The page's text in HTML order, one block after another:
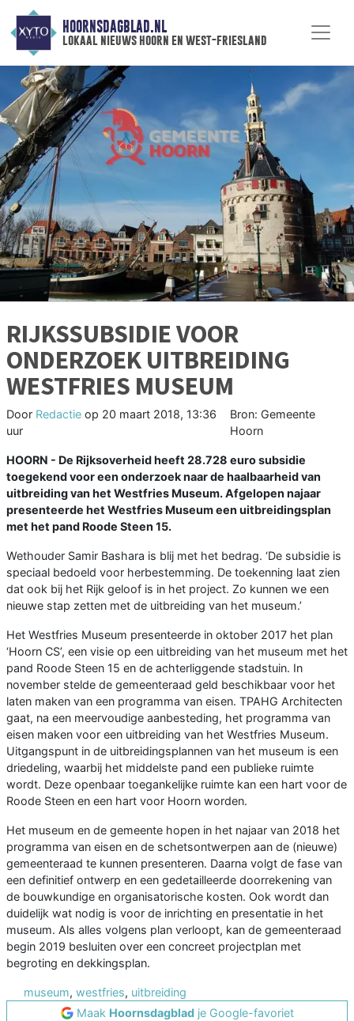
HOORNSDAGBLAD.NL
lokaal nieuws hoorn en west-friesland
RIJKSSUBSIDIE VOOR
ONDERZOEK UITBREIDING
WESTFRIES MUSEUM
Door Redactie op 20 maart 2018, 13:36
uur
Bron: Gemeente
Hoorn
HOORN - De Rijksoverheid heeft 28.728 euro subsidie
toegekend voor een onderzoek naar de haalbaarheid van
uitbreiding van het Westfries Museum. Afgelopen najaar
presenteerde het Westfries Museum een uitbreidingsplan
met het pand Roode Steen 15.
Wethouder Samir Bashara is blij met het bedrag. ‘De subsidie is
speciaal bedoeld voor herbestemming. De toekenning laat zien
dat ook bij het Rijk geloof is in het project. Zo kunnen we een
nieuwe stap zetten met de uitbreiding van het museum.’
Het Westfries Museum presenteerde in oktober 2017 het plan
‘Hoorn CS’, een visie op een uitbreiding van het museum met het
pand Roode Steen 15 en de achterliggende stadstuin. In
november stelde de gemeenteraad geld beschikbaar voor het
laten maken van een programma van eisen. TPAHG Architecten
gaat, na een meervoudige aanbesteding, het programma van
eisen maken voor een uitbreiding van het Westfries Museum.
Uitgangspunt in de uitbreidingsplannen van het museum is een
driedeling, waarbij het middelste pand een publieke ruimte
wordt. Deze openbaar toegankelijke ruimte kan een hart voor de
Roode Steen en een hart voor Hoorn worden.
Het museum en de gemeente hopen in het najaar van 2018 het
programma van eisen en de schetsontwerpen aan de (nieuwe)
gemeenteraad te kunnen presenteren. Daarna volgt de fase van
een definitief ontwerp en een gedetailleerde doorrekening van
de bouwkundige en organisatorische kosten. Ook wordt dan
duidelijk wat nodig is voor de inrichting en presentatie in het
museum. Als alles volgens plan verloopt, kan de gemeenteraad
begin 2019 besluiten over een concreet projectplan met
begroting en dekkingsplan.
museum, westfries, uitbreiding
Maak Hoornsdagbladje Google-favoriet